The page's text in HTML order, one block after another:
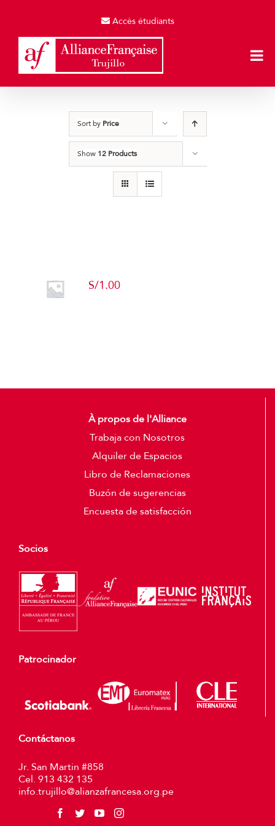
Accès étudiants
Sort by Price
Show 12 Products
S/1.00
À propos de l'Alliance
Trabaja con Nosotros
Alquiler de Espacios
Libro de Reclamaciones
Buzón de sugerencias
Encuesta de satisfacción
Socios
Patrocinador
Contáctanos
Jr. San Martin #858
Cel. 913 432 135
info.trujillo@alianzafrancesa.org.pe